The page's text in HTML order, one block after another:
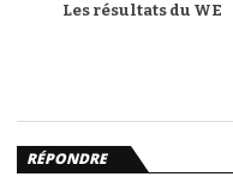
Les résultats du WE
RÉPONDRE